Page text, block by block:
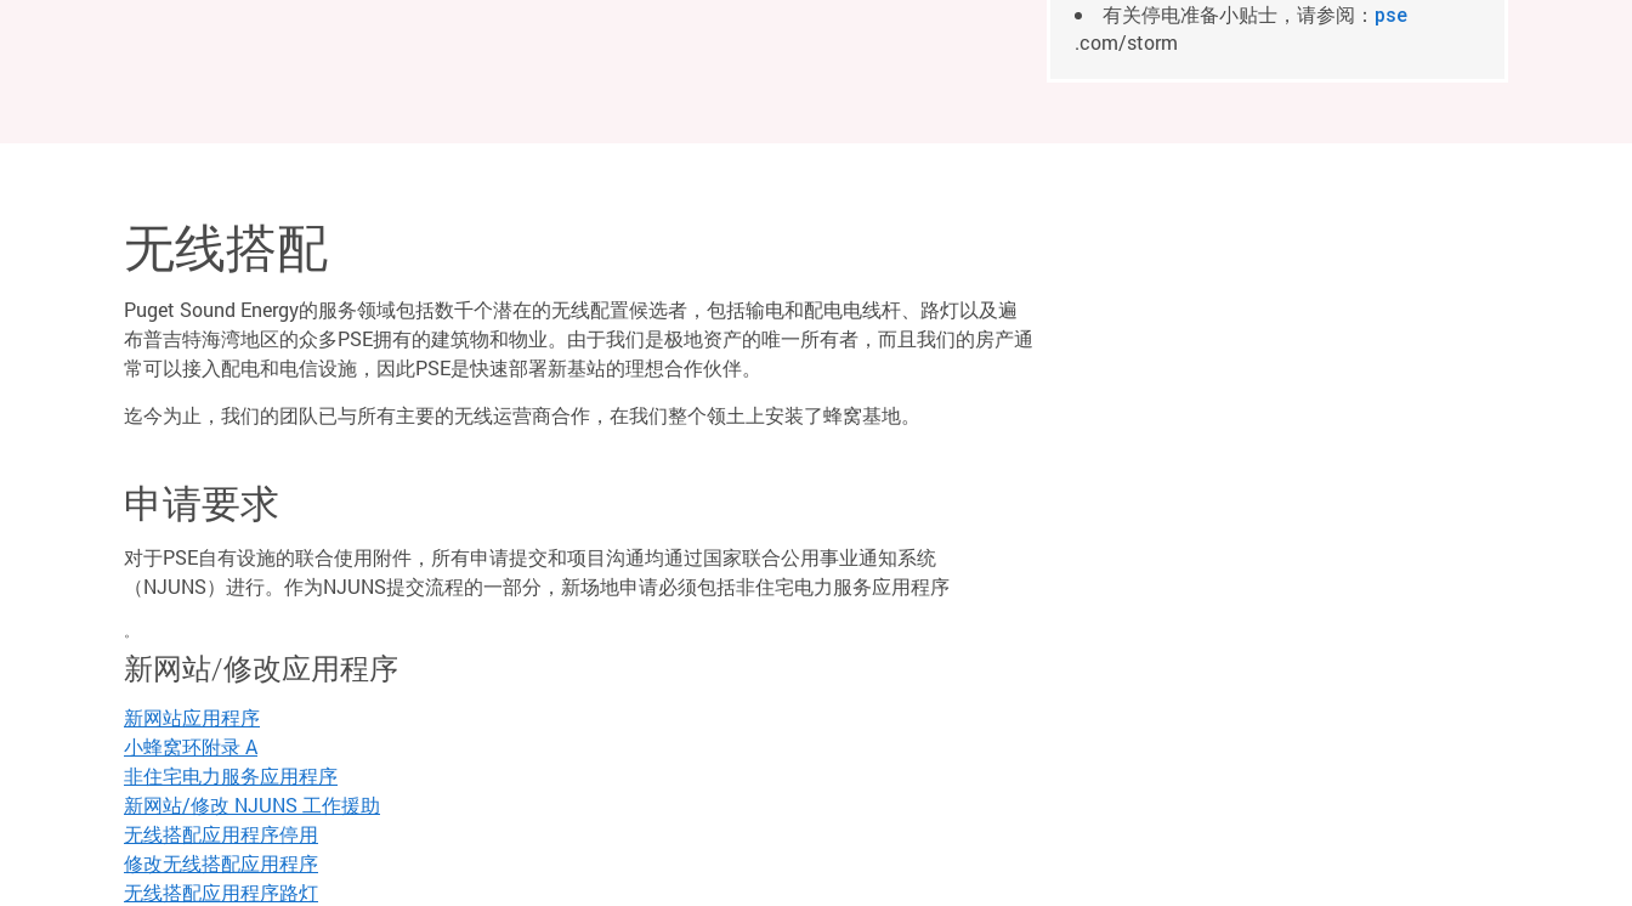
有关停电准备小贴士，请参阅： pse
.com/storm
无线搭配
Puget Sound Energy的服务领域包括数千个潜在的无线配置候选者，包括输电和配电电线杆、路灯以及遍
布普吉特海湾地区的众多PSE拥有的建筑物和物业。由于我们是极地资产的唯一所有者，而且我们的房产通
常可以接入配电和电信设施，因此PSE是快速部署新基站的理想合作伙伴。
迄今为止，我们的团队已与所有主要的无线运营商合作，在我们整个领土上安装了蜂窝基地。
申请要求
对于PSE自有设施的联合使用附件，所有申请提交和项目沟通均通过国家联合公用事业通知系统
（NJUNS）进行。作为NJUNS提交流程的一部分，新场地申请必须包括非住宅电力服务应用程序
。
新网站/修改应用程序
新网站应用程序
小蜂窝环附录 A
非住宅电力服务应用程序
新网站/修改 NJUNS 工作援助
无线搭配应用程序停用
修改无线搭配应用程序
无线搭配应用程序路灯